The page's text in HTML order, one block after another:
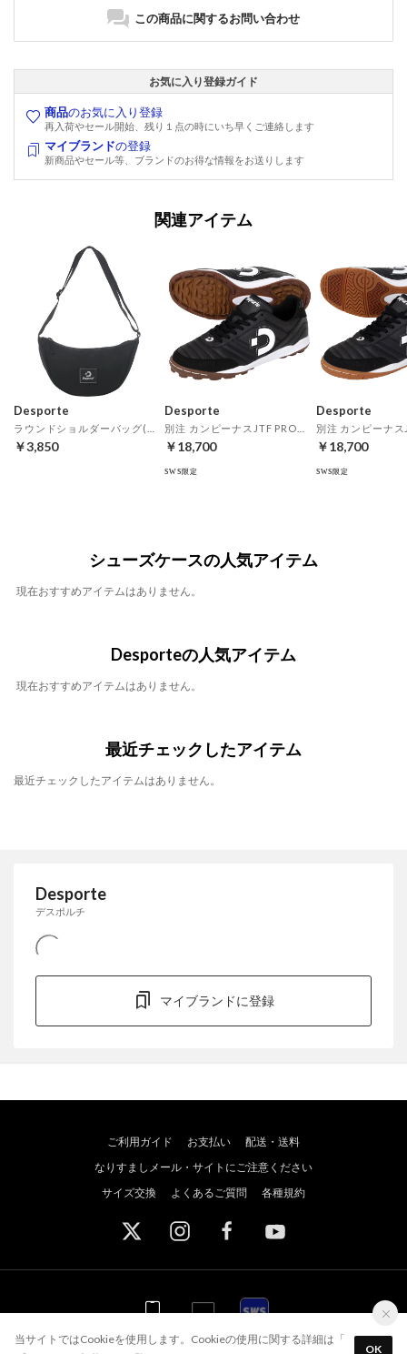
スポーツウェブショッパーズ
この商品に関するお問い合わせ
お気に入り登録ガイド
商品のお気に入り登録
再入荷やセール開始、残り１点の時にいち早くご連絡します
マイブランドの登録
新商品やセール等、ブランドのお得な情報をお送りします
関連アイテム
Desporte
￥3,850
Desporte
￥18,700
SWS限定
Desporte
￥18,700
SWS限定
シューズケースの人気アイテム
現在おすすめアイテムはありません。
Desporteの人気アイテム
現在おすすめアイテムはありません。
最近チェックしたアイテム
最近チェックしたアイテムはありません。
Desporte
デスポルチ
マイブランドに登録
ご利用ガイド お支払い
配送・送料
なりすましメール・サイトにご注意ください
サイズ交換
よくあるご質問 各種規約
WEB WEB アプリ
当サイトではCookieを使用します。Cookieの使用に関する詳細は「
OK